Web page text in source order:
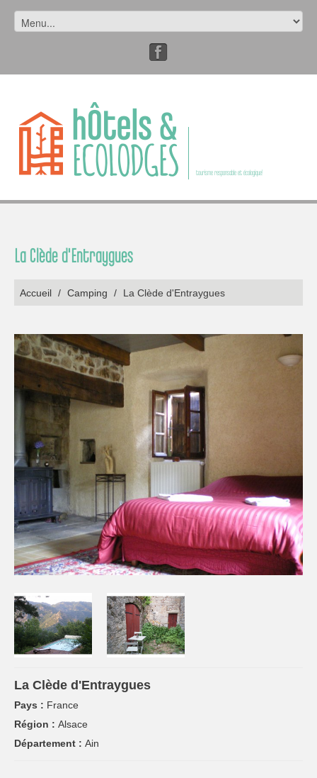
tourisme responsable et écologique!
La Clède d'Entraygues
Accueil / Camping / La Clède d'Entraygues
La Clède d'Entraygues
Pays : France
Région : Alsace
Département : Ain